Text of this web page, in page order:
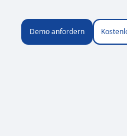
Demo anfordern